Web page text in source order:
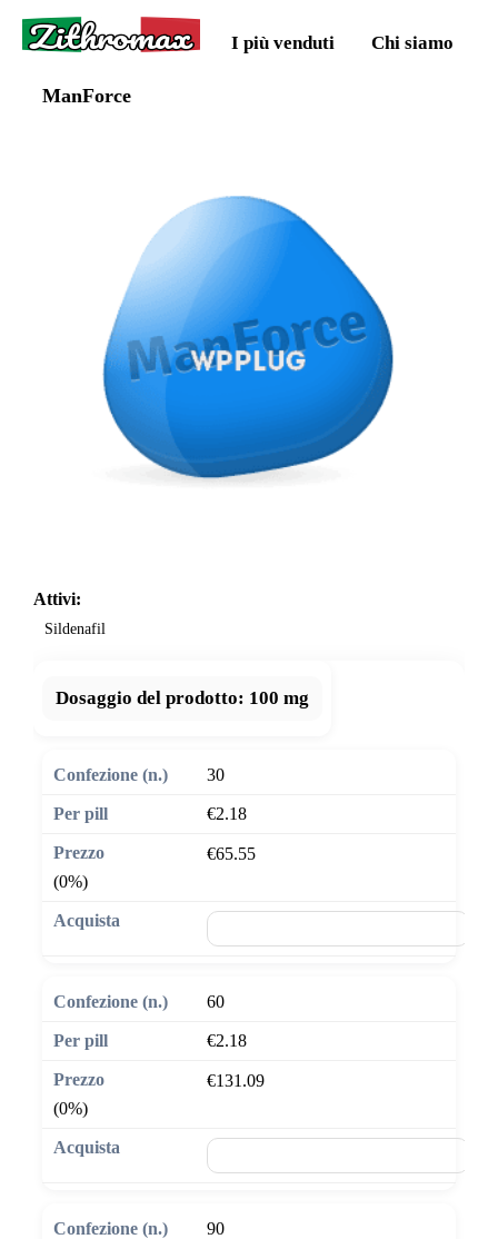
Zithromax I più venduti Chi siamo
ManForce
Attivi:
Sildenafil
Dosaggio del prodotto: 100 mg
30
€2.18
€65.55
(0%)
60
€2.18
€131.09
(0%)
90